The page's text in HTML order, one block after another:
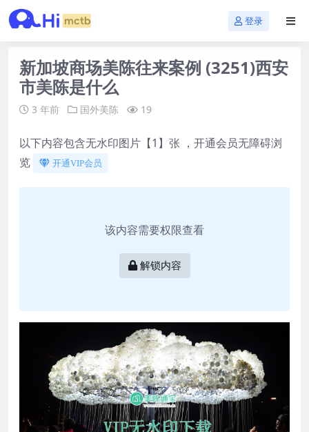
登录
新加坡商场美陈往来案例 (3251)西安
市美陈是什么
3 年前 国外美陈 19
以下内容包含无水印图片【1】张 ，开通会员无障碍浏
览
开通VIP会员
该内容需要权限查看
解锁内容